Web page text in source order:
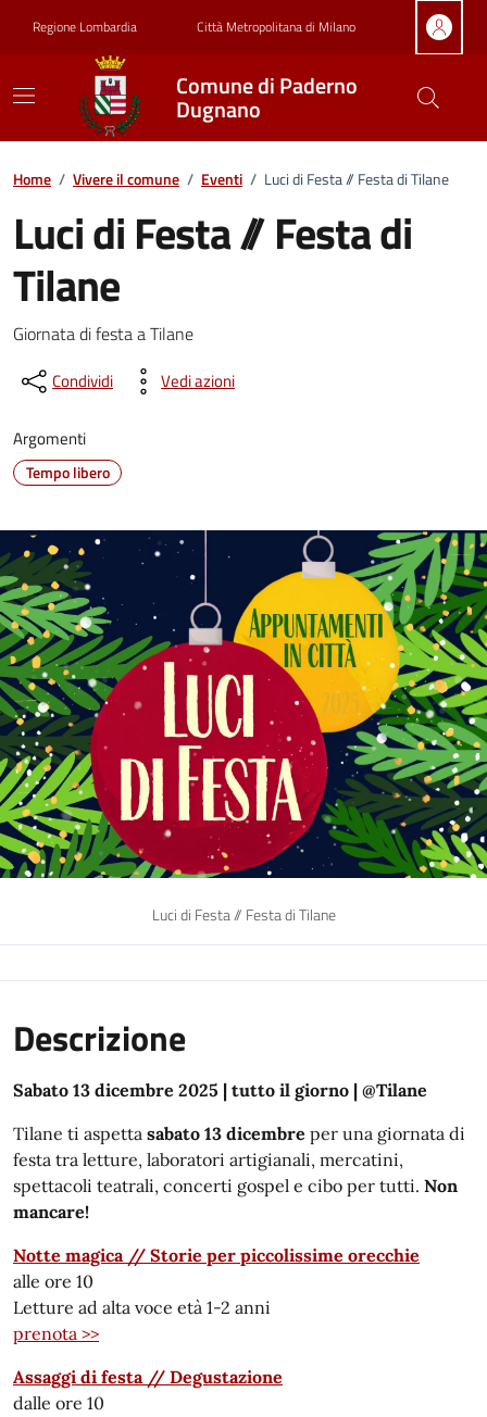
Regione Lombardia Città Metropolitana di Milano
Comune di Paderno
Dugnano
Home / Vivere il comune / Eventi / Luci di Festa // Festa di Tilane
Luci di Festa // Festa di
Tilane
Dettagli della notizia
Giornata di festa a Tilane
Condividi Vedi azioni
Argomenti
Tempo libero
Luci di Festa // Festa di Tilane
Descrizione
Sabato 13 dicembre 2025 | tutto il giorno | @Tilane
Tilane ti aspetta sabato 13 dicembre per una giornata di
festa tra letture, laboratori artigianali, mercatini,
spettacoli teatrali, concerti gospel e cibo per tutti. Non
mancare!
Notte magica // Storie per piccolissime orecchie
alle ore 10
Letture ad alta voce età 1-2 anni
prenota >>
Assaggi di festa // Degustazione
dalle ore 10